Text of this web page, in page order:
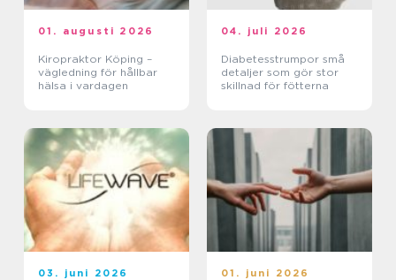
01. augusti 2026
Kiropraktor Köping –
vägledning för hållbar
hälsa i vardagen
04. juli 2026
Diabetesstrumpor små
detaljer som gör stor
skillnad för fötterna
03. juni 2026 01. juni 2026